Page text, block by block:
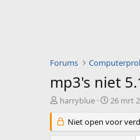
Forums
mp3's niet
O
d
e
harryblue
S
a
r
26 mrt
Niet open voor